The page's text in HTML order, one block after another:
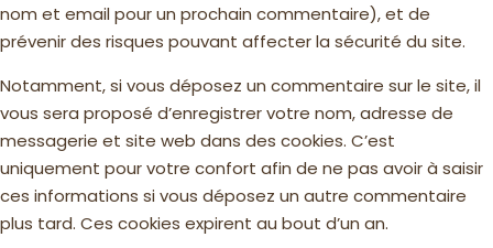
nom et email pour un prochain commentaire), et de
prévenir des risques pouvant affecter la sécurité du site.
Notamment, si vous déposez un commentaire sur le site, il
vous sera proposé d’enregistrer votre nom, adresse de
messagerie et site web dans des cookies. C’est
uniquement pour votre confort afin de ne pas avoir à saisir
ces informations si vous déposez un autre commentaire
plus tard. Ces cookies expirent au bout d’un an.